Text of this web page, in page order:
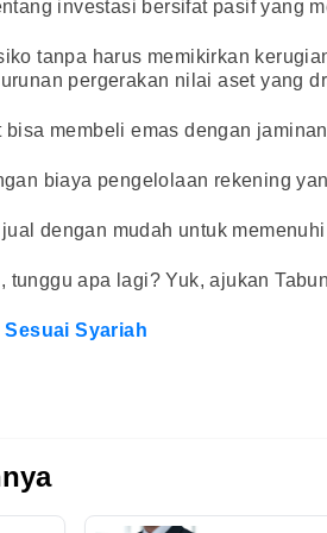
investasi bersifat pasif yang
tanpa harus memikirkan
pergerakan nilai aset yang
membeli emas dengan
biaya pengelolaan rekening
dengan mudah untuk
apa lagi? Yuk, ajukan
Syariah